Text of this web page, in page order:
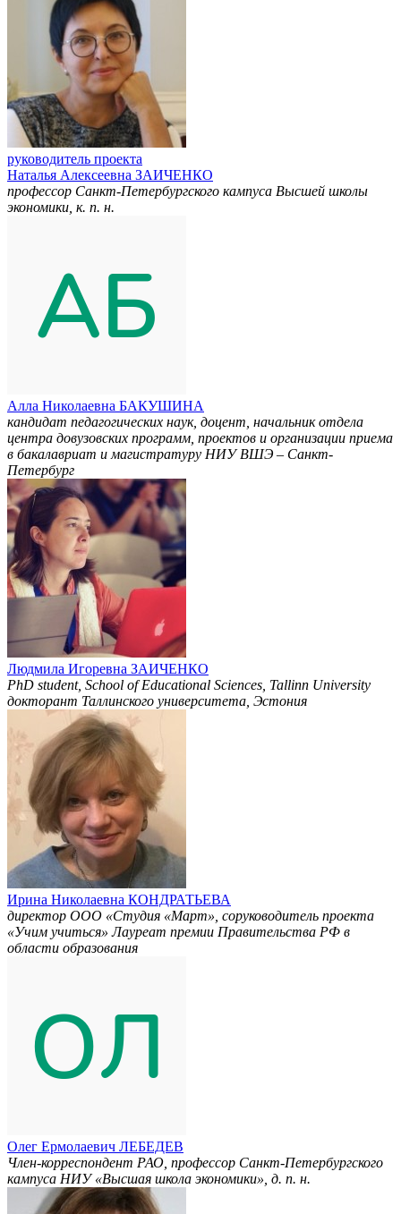
руководитель проекта
Наталья Алексеевна ЗАИЧЕНКО
профессор Санкт-Петербургского кампуса Высшей школы
экономики, к. п. н.
Алла Николаевна БАКУШИНА
кандидат педагогических наук, доцент, начальник отдела
центра довузовских программ, проектов и организации приема
в бакалавриат и магистратуру НИУ ВШЭ – Санкт-
Петербург
Людмила Игоревна ЗАИЧЕНКО
PhD student, School of Educational Sciences, Tallinn University
докторант Таллинского университета, Эстония
Ирина Николаевна КОНДРАТЬЕВА
директор ООО «Студия «Март», соруководитель проекта
«Учим учиться» Лауреат премии Правительства РФ в
области образования
Олег Ермолаевич ЛЕБЕДЕВ
Член-корреспондент РАО, профессор Санкт-Петербургского
кампуса НИУ «Высшая школа экономики», д. п. н.